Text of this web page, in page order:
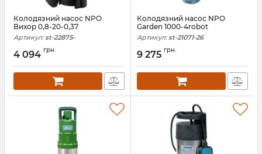
Колодязний насос NPO
Вихор 0,8-20-0,37
Артикул: st-22875-
4 094 грн.
Колодязний насос NPO
Garden 1000-4robot
Артикул: st-21071-26
9 275 грн.